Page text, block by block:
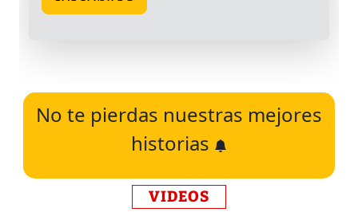
No te pierdas nuestras mejores
historias
VIDEOS